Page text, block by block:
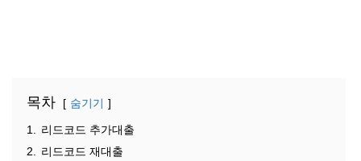
목차 숨기기
1.
리드코드 추가대출
2.
리드코드 재대출